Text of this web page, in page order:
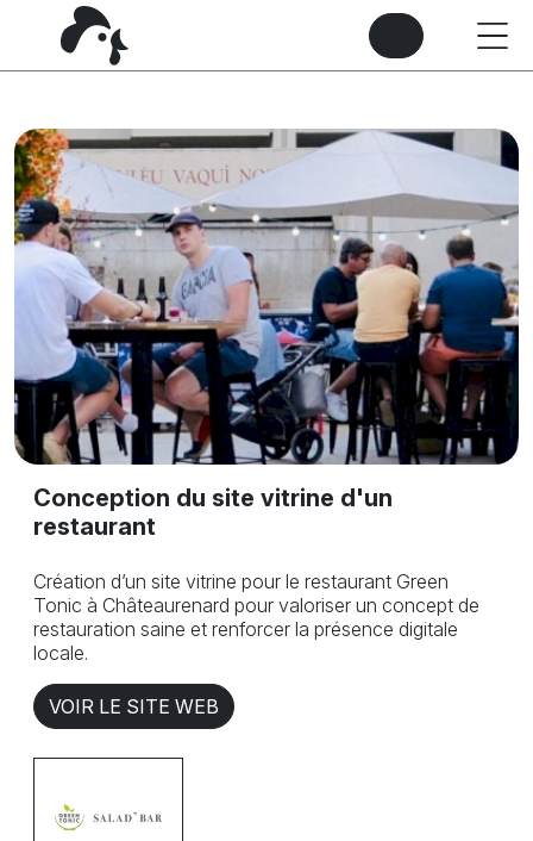
Conception du site vitrine d'un
restaurant
Création d’un site vitrine pour le restaurant Green
Tonic à Châteaurenard pour valoriser un concept de
restauration saine et renforcer la présence digitale
locale.
VOIR LE SITE WEB